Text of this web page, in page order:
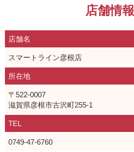
店舗情報
店舗名
スマートライン彦根店
所在地
〒522-0007
滋賀県彦根市古沢町255-1
TEL
0749-47-6760